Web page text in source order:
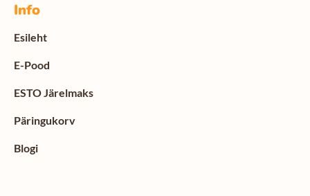
Info
Esileht
E-Pood
ESTO Järelmaks
Päringukorv
Blogi